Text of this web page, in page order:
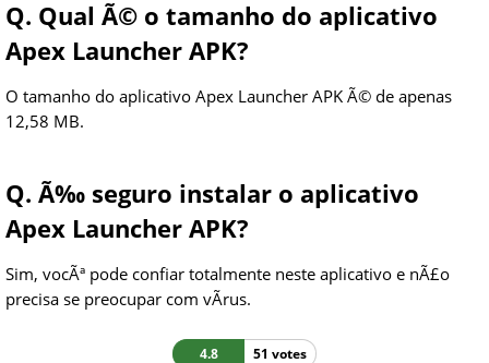
Q. Qual Ã© o tamanho do aplicativo
Apex Launcher APK?
O tamanho do aplicativo Apex Launcher APK Ã© de apenas
12,58 MB.
Q. Ã‰ seguro instalar o aplicativo
Apex Launcher APK?
Sim, vocÃª pode confiar totalmente neste aplicativo e nÃ£o
precisa se preocupar com vÃ­rus.
4.8 51 votes